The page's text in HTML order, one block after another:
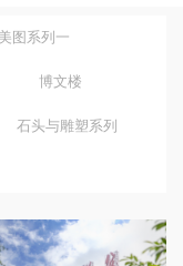
图系列一
博文楼
石头与雕塑系列